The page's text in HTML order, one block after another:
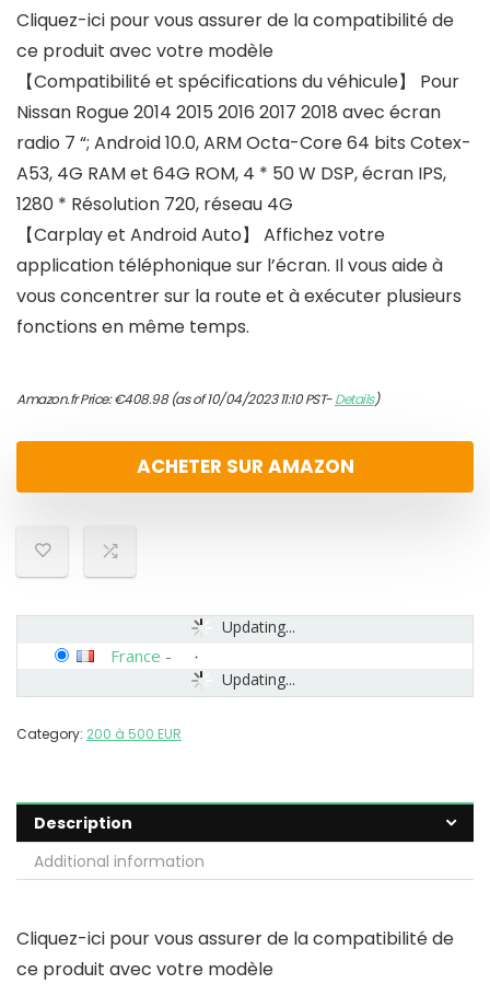
Cliquez-ici pour vous assurer de la compatibilité de
ce produit avec votre modèle
【Compatibilité et spécifications du véhicule】 Pour
Nissan Rogue 2014 2015 2016 2017 2018 avec écran
radio 7 “; Android 10.0, ARM Octa-Core 64 bits Cotex-
A53, 4G RAM et 64G ROM, 4 * 50 W DSP, écran IPS,
1280 * Résolution 720, réseau 4G
【Carplay et Android Auto】 Affichez votre
application téléphonique sur l’écran. Il vous aide à
vous concentrer sur la route et à exécuter plusieurs
fonctions en même temps.
Amazon.fr Price:€408.98(as of 10/04/2023 11:10 PST-Details)
ACHETER SUR AMAZON
Updating...
Updating...
France -
Category: 200 à 500 EUR
Description
Additional information
Cliquez-ici pour vous assurer de la compatibilité de
ce produit avec votre modèle